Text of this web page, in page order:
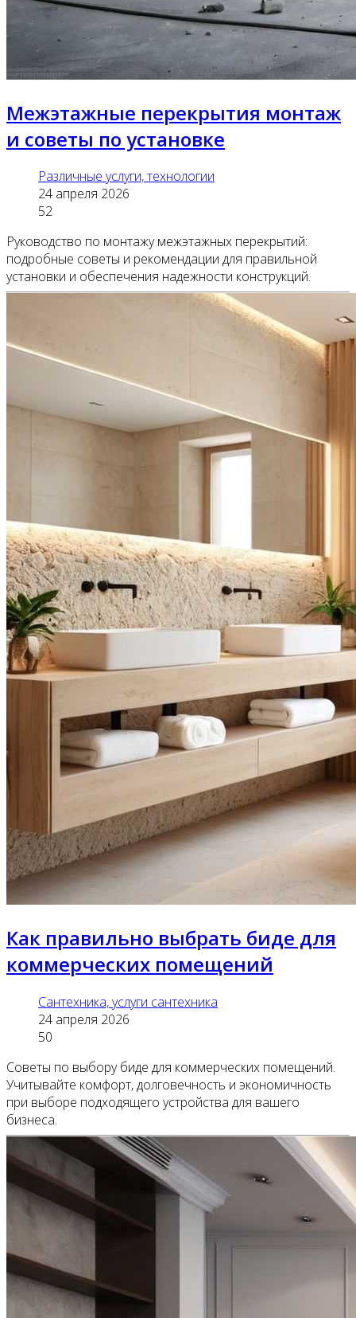
Межэтажные перекрытия монтаж
и советы по установке
Различные услуги, технологии
24 апреля 2026
52
Руководство по монтажу межэтажных перекрытий:
подробные советы и рекомендации для правильной
установки и обеспечения надежности конструкций.
Как правильно выбрать биде для
коммерческих помещений
Сантехника, услуги сантехника
24 апреля 2026
50
Советы по выбору биде для коммерческих помещений.
Учитывайте комфорт, долговечность и экономичность
при выборе подходящего устройства для вашего
бизнеса.